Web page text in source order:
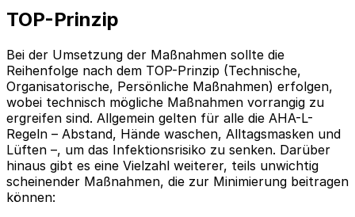
TOP-Prinzip
Bei der Umsetzung der Maßnahmen sollte die
Reihenfolge nach dem TOP-Prinzip (Technische,
Organisatorische, Persönliche Maßnahmen) erfolgen,
wobei technisch mögliche Maßnahmen vorrangig zu
ergreifen sind. Allgemein gelten für alle die AHA-L-
Regeln – Abstand, Hände waschen, Alltagsmasken und
Lüften –, um das Infektionsrisiko zu senken. Darüber
hinaus gibt es eine Vielzahl weiterer, teils unwichtig
scheinender Maßnahmen, die zur Minimierung beitragen
können: